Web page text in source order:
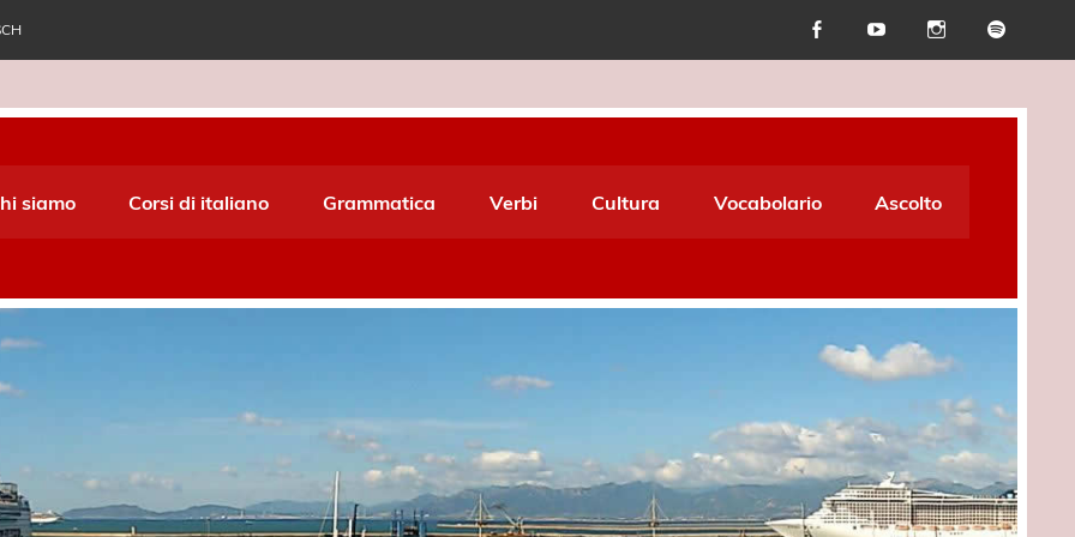
World Italiano
siamo Corsi di italiano Grammatica Verbi Cultura Vocabolario Ascolto